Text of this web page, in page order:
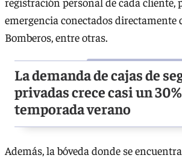
emergencia conectados directamente
Bomberos, entre otras.
La demanda de cajas de
privadas crece casi un
temporada verano
Además, la bóveda donde se